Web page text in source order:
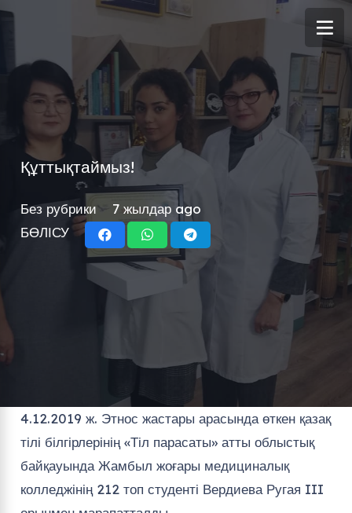
Құттықтаймыз!
Без рубрики
7 жылдар ago
БӨЛІСУ
4.12.2019 ж. Этнос жастары арасында өткен қазақ
тілі білгірлерінің «Тіл парасаты» атты облыстық
байқауында Жамбыл жоғары медициналық
колледжінің 212 топ студенті Вердиева Ругая III